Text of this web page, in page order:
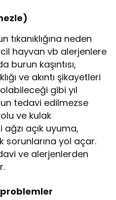
tıkanıklığına neden
hayvan vb alerjenlere
burun kaşıntısı,
ve akıntı şikayetleri
gibi yıl
tedavi edilmezse
ve kulak
açık uyuma,
sorunlarına yol açar.
ve alerjenlerden